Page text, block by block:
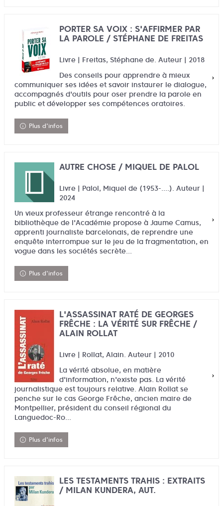
PORTER SA VOIX : S'AFFIRMER PAR
LA PAROLE / STÉPHANE DE FREITAS
Livre | Freitas, Stéphane de. Auteur | 2018
Des conseils pour apprendre à mieux
communiquer ses idées et savoir instaurer le dialogue,
accompagnés d'outils pour oser prendre la parole en
public et développer ses compétences oratoires.
Plus d'infos
AUTRE CHOSE / MIQUEL DE PALOL
Livre | Palol, Miquel de (1953-....). Auteur |
2024
Un vieux professeur étrange rencontré à la
bibliothèque de l'Académie propose à Jaume Camus,
apprenti journaliste barcelonais, de reprendre une
enquête interrompue sur le jeu de la fragmentation, en
vogue dans les sociétés secrète...
Plus d'infos
L'ASSASSINAT RATÉ DE GEORGES
FRÊCHE : LA VÉRITÉ SUR FRÊCHE /
ALAIN ROLLAT
Livre | Rollat, Alain. Auteur | 2010
La vérité absolue, en matière
d'information, n'existe pas. La vérité
journalistique est toujours relative. Alain Rollat se
penche sur le cas George Frêche, ancien maire de
Montpellier, président du conseil régional du
Languedoc-Ro...
Plus d'infos
LES TESTAMENTS TRAHIS : EXTRAITS
/ MILAN KUNDERA, AUT.